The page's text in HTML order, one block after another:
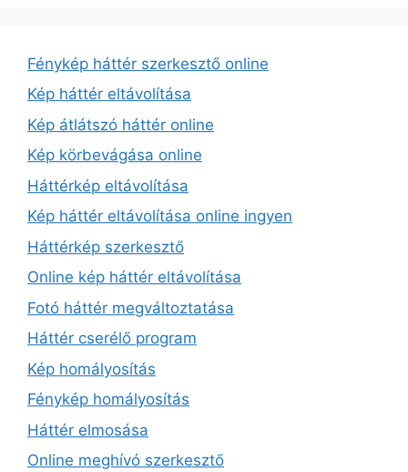
Fénykép háttér szerkesztő online
Kép háttér eltávolítása
Kép átlátszó háttér online
Kép körbevágása online
Háttérkép eltávolítása
Kép háttér eltávolítása online ingyen
Háttérkép szerkesztő
Online kép háttér eltávolítása
Fotó háttér megváltoztatása
Háttér cserélő program
Kép homályosítás
Fénykép homályosítás
Háttér elmosása
Online meghívó szerkesztő